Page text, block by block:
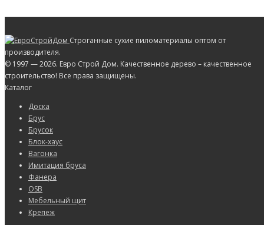
Строганные сухие пиломатериалы оптом от
производителя.
© 1997 — 2026. Евро Строй Дом. Качественное дерево – качественное
строительство! Все права защищены.
Каталог
Доска
Брус
Брусок
Блок-хаус
Вагонка
Имитация бруса
Фанера
OSB
Мебельный щит
Крепеж